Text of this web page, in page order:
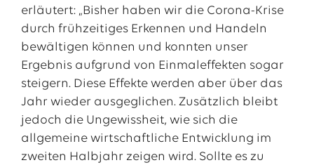
erläutert: „Bisher haben wir die Corona-Krise
durch frühzeitiges Erkennen und Handeln
bewältigen können und konnten unser
Ergebnis aufgrund von Einmaleffekten sogar
steigern. Diese Effekte werden aber über das
Jahr wieder ausgeglichen. Zusätzlich bleibt
jedoch die Ungewissheit, wie sich die
allgemeine wirtschaftliche Entwicklung im
zweiten Halbjahr zeigen wird. Sollte es zu